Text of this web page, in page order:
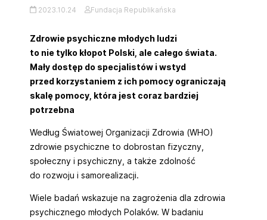
2023.10.24 Fundacja Republikańska
Zdrowie psychiczne młodych ludzi
to nie tylko kłopot Polski, ale całego świata.
Mały dostęp do specjalistów i wstyd
przed korzystaniem z ich pomocy ograniczają
skalę pomocy, która jest coraz bardziej
potrzebna
Według Światowej Organizacji Zdrowia (WHO)
zdrowie psychiczne to dobrostan fizyczny,
społeczny i psychiczny, a także zdolność
do rozwoju i samorealizacji.
Wiele badań wskazuje na zagrożenia dla zdrowia
psychicznego młodych Polaków. W badaniu